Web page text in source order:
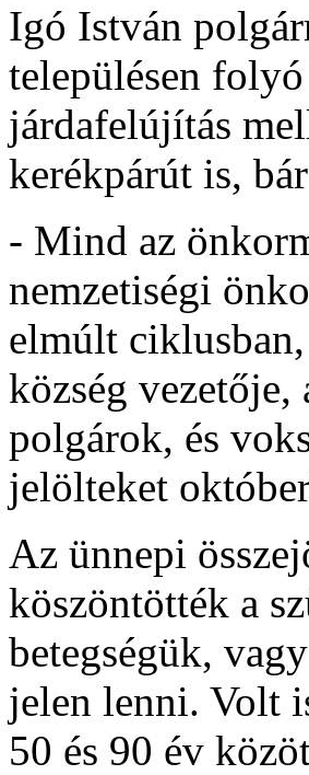
Igó István
településen
járdafelújítás
kerékpárút is,
- Mind az
nemzetiségi
elmúlt
község vezetője,
polgárok, és
jelölteket
Az ünnepi
köszöntötték a
betegségük,
jelen lenni. Volt
50 és 90 év